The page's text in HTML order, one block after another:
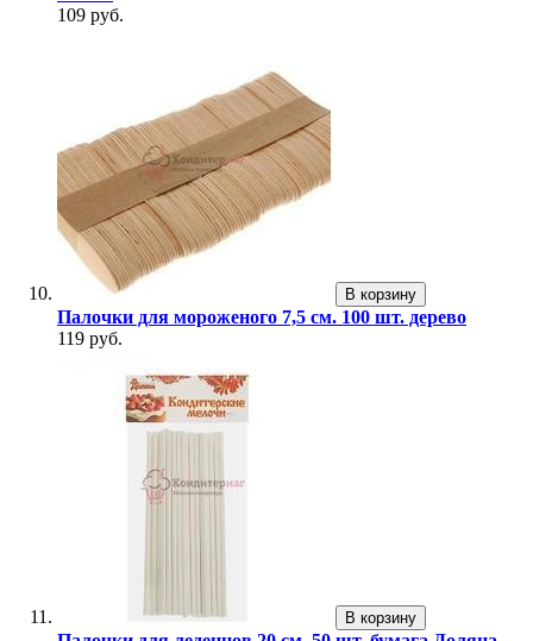
109 руб.
В корзину
Палочки для мороженого 7,5 см. 100 шт. дерево
119 руб.
В корзину